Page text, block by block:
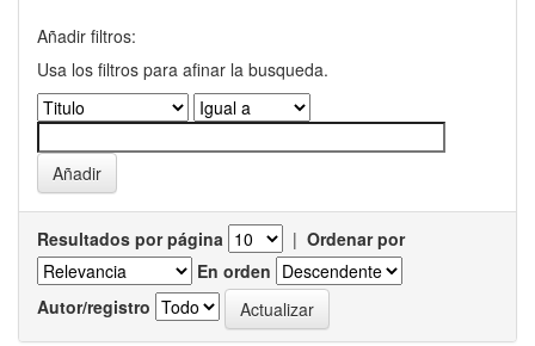
Añadir filtros:
Usa los filtros para afinar la busqueda.
Resultados por página | Ordenar por
En orden
Autor/registro